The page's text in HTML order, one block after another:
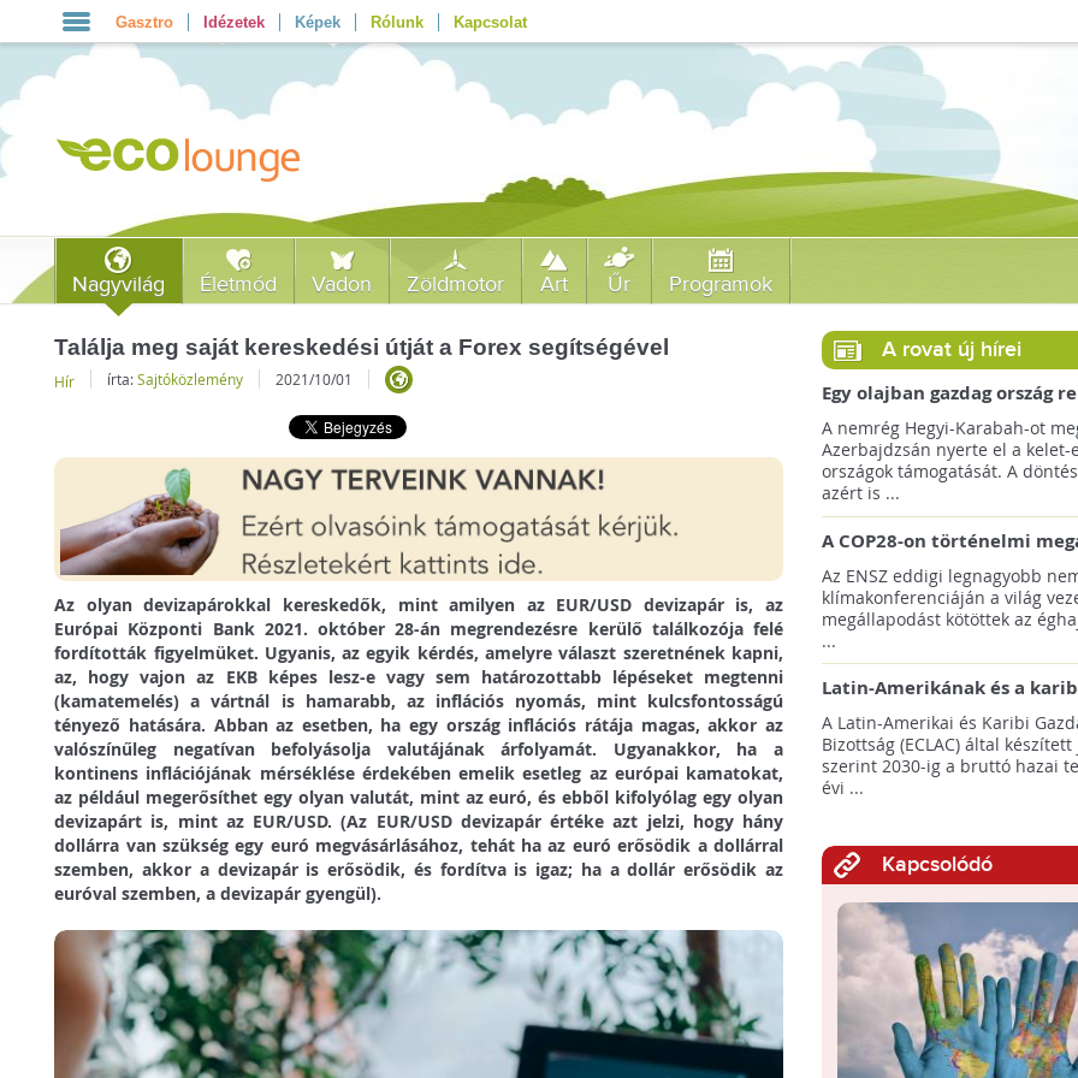
Gasztro Idézetek Képek Rólunk Kapcsolat
Nagyvilág Életmód Vadon Zöldmotor Art Űr Programok
Találja meg saját kereskedési útját a Forex segítségével
Hír írta:Sajtóközlemény 2021/10/01
Az olyan devizapárokkal kereskedők, mint amilyen az EUR/USD devizapár is, az
Európai Központi Bank 2021. október 28-án megrendezésre kerülő találkozója felé
fordították figyelmüket. Ugyanis, az egyik kérdés, amelyre választ szeretnének kapni,
az, hogy vajon az EKB képes lesz-e vagy sem határozottabb lépéseket megtenni
(kamatemelés) a vártnál is hamarabb, az inflációs nyomás, mint kulcsfontosságú
tényező hatására. Abban az esetben, ha egy ország inflációs rátája magas, akkor az
valószínűleg negatívan befolyásolja valutájának árfolyamát. Ugyanakkor, ha a
kontinens inflációjának mérséklése érdekében emelik esetleg az európai kamatokat,
az például megerősíthet egy olyan valutát, mint az euró, és ebből kifolyólag egy olyan
devizapárt is, mint az EUR/USD. (Az EUR/USD devizapár értéke azt jelzi, hogy hány
dollárra van szükség egy euró megvásárlásához, tehát ha az euró erősödik a dollárral
szemben, akkor a devizapár is erősödik, és fordítva is igaz; ha a dollár erősödik az
euróval szemben, a devizapár gyengül).
A rovat új hírei
Egy olajban gazdag ország
jövőre a COP29 klímacsúcsot
A nemrég Hegyi-Karabah-ot
Azerbajdzsán nyerte el a kelet-
országok támogatását. A
azért is ...
A COP28-on történelmi
született! - Összefoglaló az
klímacsúcsáról
Az ENSZ eddigi legnagyobb
klímakonferenciáján a világ
megállapodást kötöttek az
...
Latin-Amerikának és a
térségnek növelniük kell
az éghajlatvédelmi célok
A Latin-Amerikai és Karibi
Bizottság (ECLAC) által
szerint 2030-ig a bruttó hazai
évi ...
Kapcsolódó